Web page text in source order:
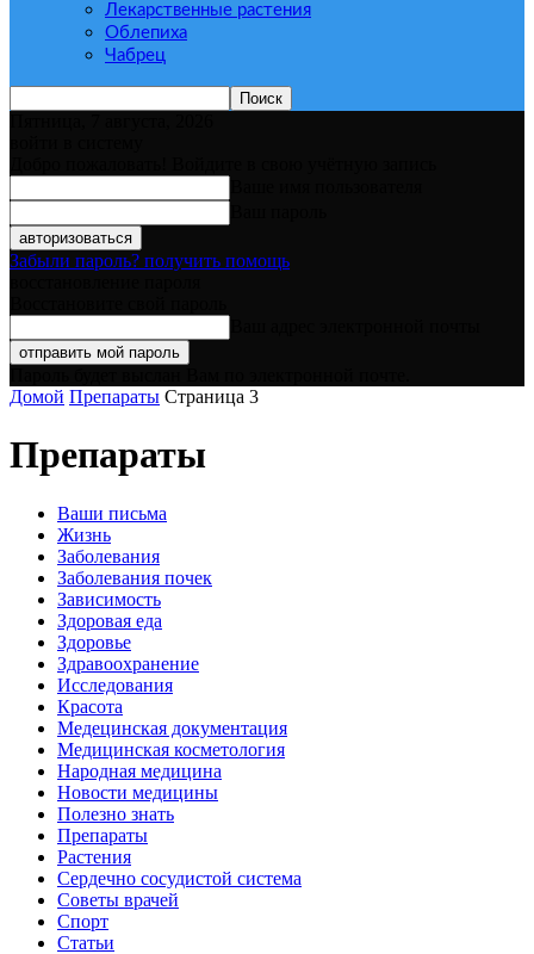
Лекарственные растения
Облепиха
Чабрец
Забыли пароль? получить помощь
Домой Препараты Страница 3
Препараты
Ваши письма
Жизнь
Заболевания
Заболевания почек
Зависимость
Здоровая еда
Здоровье
Здравоохранение
Исследования
Красота
Медецинская документация
Медицинская косметология
Народная медицина
Новости медицины
Полезно знать
Препараты
Растения
Сердечно сосудистой система
Советы врачей
Спорт
Статьи